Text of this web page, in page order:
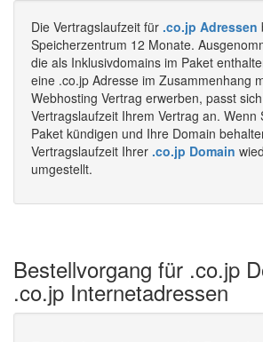
Die Vertragslaufzeit für .co.jp Adressen
Speicherzentrum 12 Monate.
die als Inklusivdomains im Paket
eine .co.jp Adresse im Zusammenhang
Webhosting Vertrag erwerben, passt
Vertragslaufzeit Ihrem Vertrag an. Wenn
Paket kündigen und Ihre Domain
Vertragslaufzeit Ihrer .co.jp Domain
umgestellt.
Bestellvorgang für .co.jp
.co.jp Internetadressen